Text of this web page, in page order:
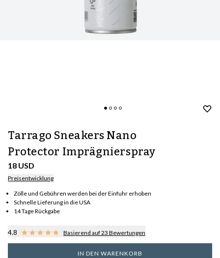
Tarrago Sneakers Nano
Protector Imprägnierspray
18 USD
Preisentwicklung
Zölle und Gebühren werden bei der Einfuhr erhoben
Schnelle Lieferung in die USA
14 Tage Rückgabe
4.8 Basierend auf 23 Bewertungen
IN DEN WARENKORB